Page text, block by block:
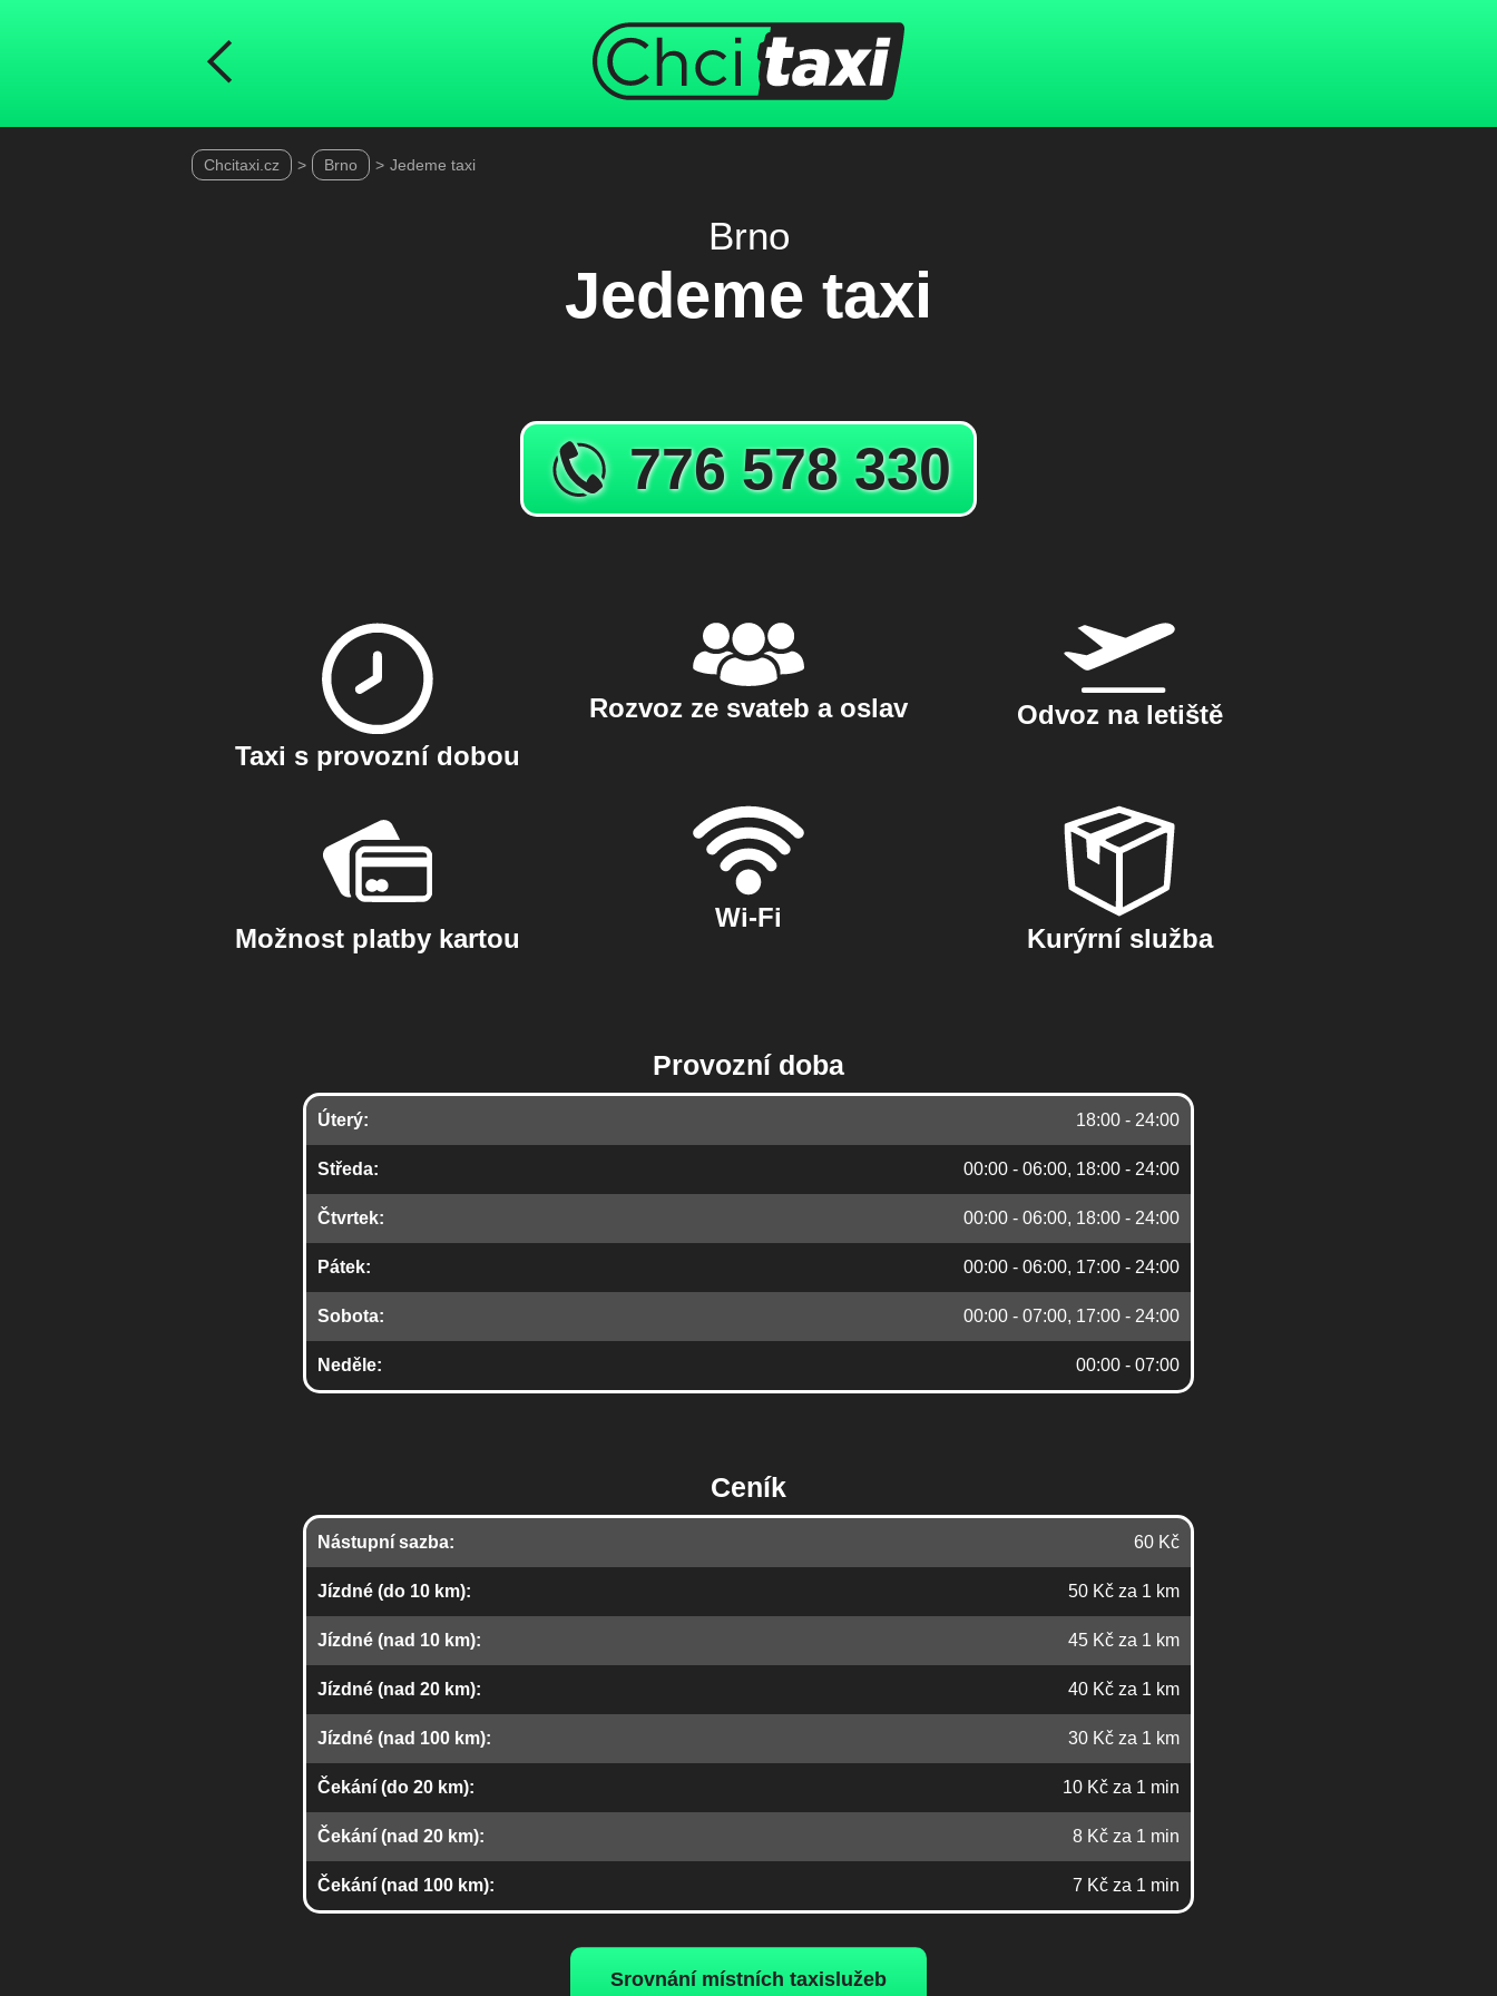
Chcitaxi.cz > Brno > Jedeme taxi
Jedeme taxi
Brno
776 578 330
Taxi s provozní dobou
Rozvoz ze svateb a oslav Odvoz na letiště
Možnost platby kartou
Wi-Fi
Kurýrní služba
Provozní doba
Úterý: 18:00 - 24:00
Středa: 00:00 - 06:00, 18:00 - 24:00
Čtvrtek: 00:00 - 06:00, 18:00 - 24:00
Pátek: 00:00 - 06:00, 17:00 - 24:00
Sobota: 00:00 - 07:00, 17:00 - 24:00
Neděle: 00:00 - 07:00
Ceník
Nástupní sazba: 60 Kč
Jízdné (do 10 km): 50 Kč za 1 km
Jízdné (nad 10 km): 45 Kč za 1 km
Jízdné (nad 20 km): 40 Kč za 1 km
Jízdné (nad 100 km): 30 Kč za 1 km
Čekání (do 20 km): 10 Kč za 1 min
Čekání (nad 20 km): 8 Kč za 1 min
Čekání (nad 100 km): 7 Kč za 1 min
Srovnání místních taxislužeb